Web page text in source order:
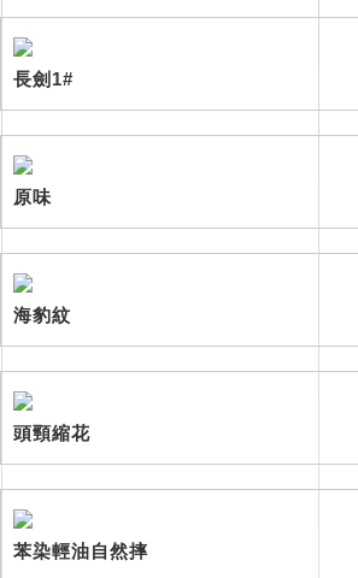
長劍1#
原味
海豹紋
頭頸縮花
苯染輕油自然摔